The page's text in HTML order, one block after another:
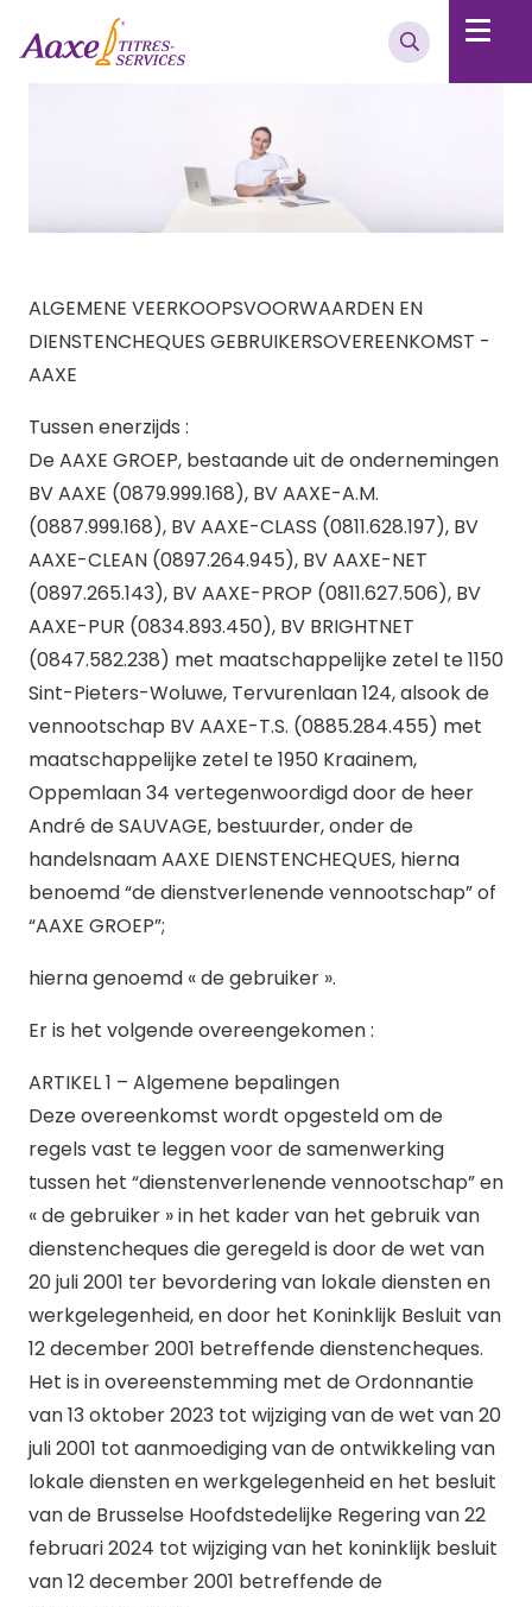
ALGEMENE VEERKOOPSVOORWAARDEN EN
DIENSTENCHEQUES GEBRUIKERSOVEREENKOMST -
AAXE
Tussen enerzijds :
De AAXE GROEP, bestaande uit de ondernemingen
BV AAXE (0879.999.168), BV AAXE-A.M.
(0887.999.168), BV AAXE-CLASS (0811.628.197), BV
AAXE-CLEAN (0897.264.945), BV AAXE-NET
(0897.265.143), BV AAXE-PROP (0811.627.506), BV
AAXE-PUR (0834.893.450), BV BRIGHTNET
(0847.582.238) met maatschappelijke zetel te 1150
Sint-Pieters-Woluwe, Tervurenlaan 124, alsook de
vennootschap BV AAXE-T.S. (0885.284.455) met
maatschappelijke zetel te 1950 Kraainem,
Oppemlaan 34 vertegenwoordigd door de heer
André de SAUVAGE, bestuurder, onder de
handelsnaam AAXE DIENSTENCHEQUES, hierna
benoemd “de dienstverlenende vennootschap” of
“AAXE GROEP”;
hierna genoemd « de gebruiker ».
Er is het volgende overeengekomen :
ARTIKEL 1 – Algemene bepalingen
Deze overeenkomst wordt opgesteld om de
regels vast te leggen voor de samenwerking
tussen het “dienstenverlenende vennootschap” en
« de gebruiker » in het kader van het gebruik van
dienstencheques die geregeld is door de wet van
20 juli 2001 ter bevordering van lokale diensten en
werkgelegenheid, en door het Koninklijk Besluit van
12 december 2001 betreffende dienstencheques.
Het is in overeenstemming met de Ordonnantie
van 13 oktober 2023 tot wijziging van de wet van 20
juli 2001 tot aanmoediging van de ontwikkeling van
lokale diensten en werkgelegenheid en het besluit
van de Brusselse Hoofdstedelijke Regering van 22
februari 2024 tot wijziging van het koninklijk besluit
van 12 december 2001 betreffende de